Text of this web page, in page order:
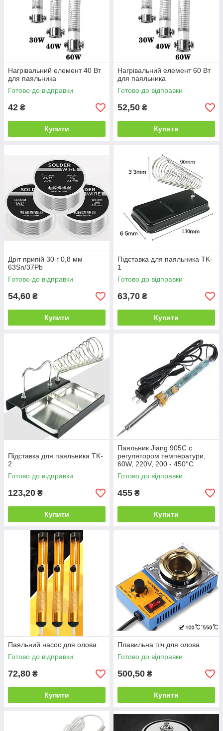
Нагрівальний елемент 40 Вт
для паяльника
Готово до відправки
42 ₴
Купити
Нагрівальний елемент 60 Вт
для паяльника
Готово до відправки
52,50 ₴
Купити
Дріт припій 30 г 0,8 мм
63Sn/37Pb
Готово до відправки
54,60 ₴
Купити
Підставка для паяльника TK-
1
Готово до відправки
63,70 ₴
Купити
Підставка для паяльника TK-
2
Готово до відправки
123,20 ₴
Купити
Паяльник Jiang 905C c
регулятором температури,
60W, 220V, 200 - 450°C
Готово до відправки
455 ₴
Купити
Паяльний насос для олова
Готово до відправки
72,80 ₴
Купити
Плавильна піч для олова
Готово до відправки
500,50 ₴
Купити